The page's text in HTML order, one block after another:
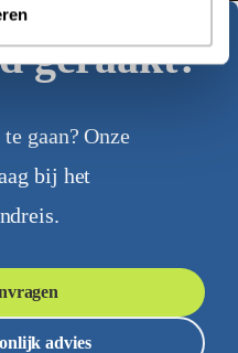
geraakt?
gaan? Onze
bij het
advies